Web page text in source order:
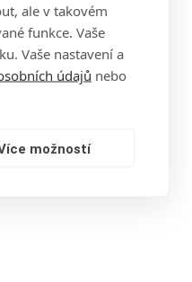
ale v takovém
funkce. Vaše
Vaše nastavení a
údajů nebo
možností